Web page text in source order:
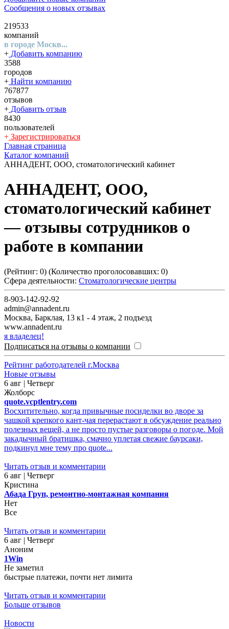
Сообщения о новых отзывах
219533
компаний
в городе Москв...
+ Добавить компанию
3588
городов
+ Найти компанию
767877
отзывов
+ Добавить отзыв
8430
пользователей
+ Зарегистрироваться
Главная страница
Каталог компаний
АННАДЕНТ, ООО, стоматологический кабинет
АННАДЕНТ, ООО,
стоматологический кабинет
— отзывы сотрудников о
работе в компании
(Рейтинг: 0) (Количество проголосовавших: 0)
Сфера деятельности: Стоматологические центры
8-903-142-92-92
admin@annadent.ru
Москва, Барклая, 13 к1 - 4 этаж, 2 подъезд
www.annadent.ru
я владелец!
Подписаться на отзывы о компании
Рейтинг работодателей г.Москва
Новые отзывы
6 авг | Четверг
Жолборс
quote.vcptlentry.com
Восхитительно, когда привычные посиделки во дворе за
чашкой крепкого кант-чая перерастают в обсуждение реально
полезных вещей, а не просто пустые разговоры о погоде. Мой
закадычный братишка, смачно уплетая свежие баурсаки,
подкинул мне тему про quote...
Читать отзыв и комментарии
6 авг | Четверг
Кристина
Абада Груп, ремонтно-монтажная компания
Нет
Все
Читать отзыв и комментарии
6 авг | Четверг
Аноним
1Win
Не заметил
быстрые платежи, почти нет лимита
Читать отзыв и комментарии
Больше отзывов
Новости